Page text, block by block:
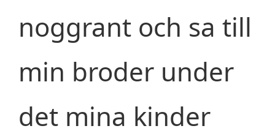
noggrant och sa till
min broder under
det mina kinder